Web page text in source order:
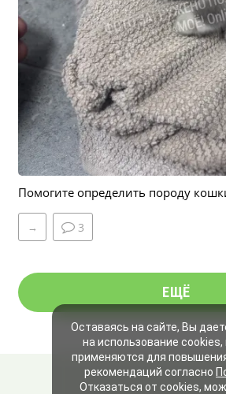
Помогите определить породу
→ 3
ЕЩЁ
Оставаясь на сайте, Вы
на использование cookies,
применяются для
рекомендаций согласно
Отказаться от cookies,